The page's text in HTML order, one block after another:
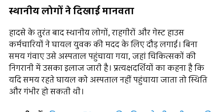
स्थानीय लोगों ने दिखाई मानवता
हादसे के तुरंत बाद स्थानीय लोगों, राहगीरों और गेस्ट हाउस
कर्मचारियों ने घायल युवक की मदद के लिए दौड़ लगाई। बिना
समय गंवाए उसे अस्पताल पहुंचाया गया, जहां चिकित्सकों की
निगरानी में उसका इलाज जारी है। प्रत्यक्षदर्शियों का कहना है कि
यदि समय रहते घायल को अस्पताल नहीं पहुंचाया जाता तो स्थिति
और गंभीर हो सकती थी।